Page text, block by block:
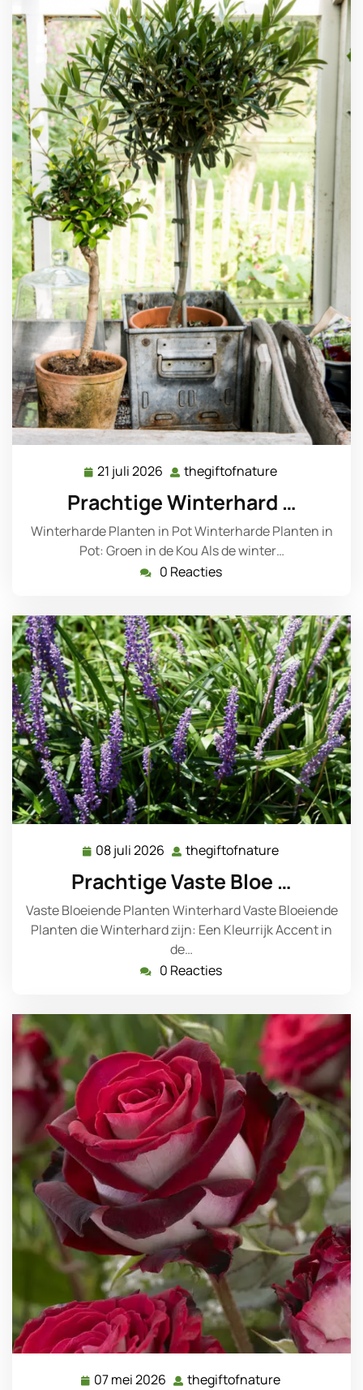
21 juli 2026 21
juli
2026
thegiftofnature
Prachtige Winterhard …
Winterharde Planten in Pot Winterharde Planten in
Pot: Groen in de Kou Als de winter…
0 Reacties
08 juli 2026 08
juli
2026
thegiftofnature
Prachtige Vaste Bloe …
Vaste Bloeiende Planten Winterhard Vaste Bloeiende
Planten die Winterhard zijn: Een Kleurrijk Accent in
de…
0 Reacties
07 mei 2026 07 thegiftofnature